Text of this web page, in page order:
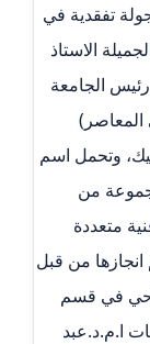
تفقدية في
الاستاذ
رئيس الجامعة
المعاصر)
وتحمل اسم
من
متعددة
من قبل
في قسم
ا.م.د.عبد